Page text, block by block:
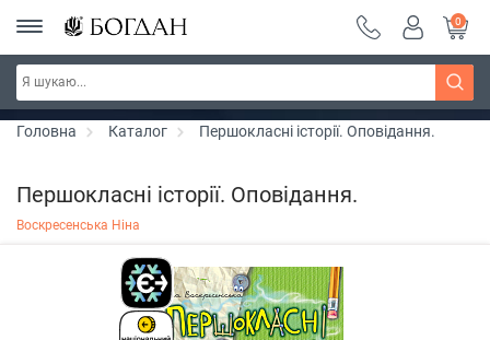
РОЗПРОДАЖ ~ 150 грн ~ 200 грн ~ 250 грн ~
300 грн ~ РОЗПРОДАЖ
Дізнатись більше
0
Головна Каталог Першокласні історії. Оповідання.
Першокласні історії. Оповідання.
Воскресенська Ніна